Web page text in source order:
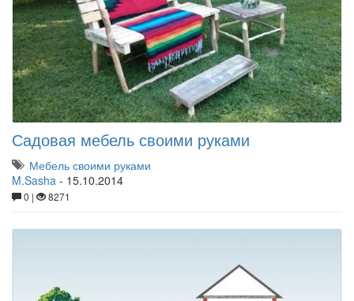
Садовая мебель своими руками
Мебель своими руками
M.Sasha - 15.10.2014
0 | 8271